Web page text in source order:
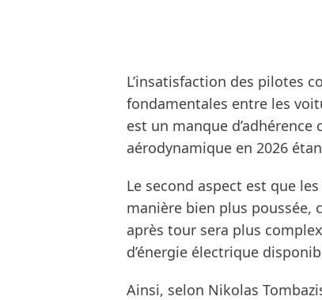
L’insatisfaction des pilotes
fondamentales entre les
est un manque
aérodynamique en 2026
Le second aspect est que
manière bien plus poussée,
après tour sera plus
d’énergie électrique
Ainsi, selon Nikolas